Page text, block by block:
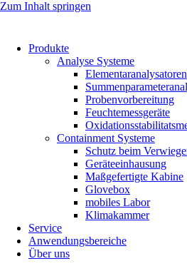
Zum Inhalt springen
Produkte
Analyse Systeme
Elementaranalysatoren
Probenvorbereitung
Feuchtemessgeräte
Containment Systeme
Schutz beim
Geräteeinhausung
Maßgefertigte Kabine
Glovebox
mobiles Labor
Klimakammer
Service
Anwendungsbereiche
Über uns